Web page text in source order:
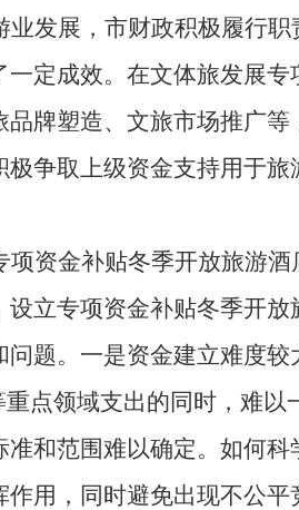
业发展，市财政积极履行
定成效。在文体旅发展
牌塑造、文旅市场推广
争取上级资金支持用于
项资金补贴冬季开放旅游
立专项资金补贴冬季开
题。一是资金建立难度
重点领域支出的同时，难
和范围难以确定。如何
用，同时避免出现不公